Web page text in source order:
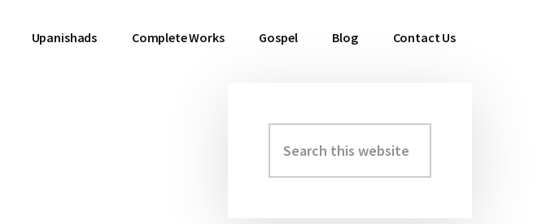
Upanishads Complete Works Gospel Blog Contact Us
Primary
Sidebar
this
website